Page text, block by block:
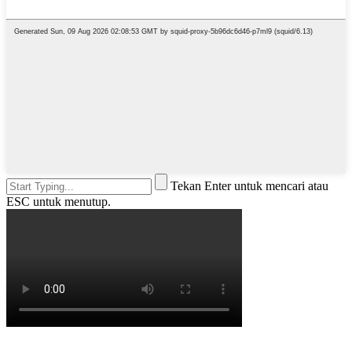
Tekan Enter untuk mencari atau
ESC untuk menutup.